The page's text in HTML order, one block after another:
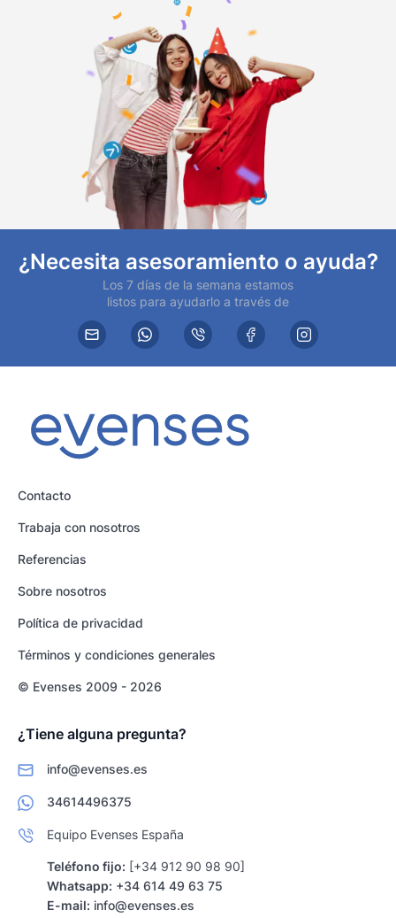
¿Necesita asesoramiento o ayuda?
Los 7 días de la semana estamos
listos para ayudarlo a través de
Contacto
Trabaja con nosotros
Referencias
Sobre nosotros
Política de privacidad
Términos y condiciones generales
© Evenses 2009 - 2026
¿Tiene alguna pregunta?
info@evenses.es
34614496375
Equipo Evenses España
Teléfono fijo: [+34 912 90 98 90]
Whatsapp: +34 614 49 63 75
E-mail: info@evenses.es